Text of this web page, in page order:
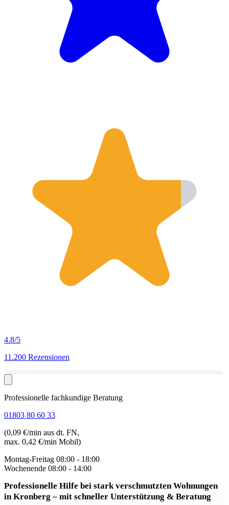
4.8/5
11.200 Rezensionen
Professionelle fachkundige Beratung
01803 80 60 33
(0,09 €/min aus dt. FN,
max. 0,42 €/min Mobil)
Montag-Freitag 08:00 - 18:00
Wochenende 08:00 - 14:00
Professionelle Hilfe bei stark verschmutzten Wohnungen
in Kronberg– mit schneller Unterstützung & Beratung